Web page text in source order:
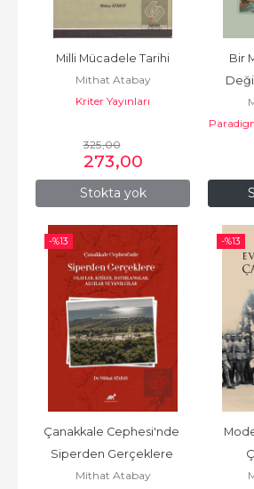
Stokta yok
Milli Mücadele Tarihi
Mithat Atabay
Kriter Yayınları
325,00
273,00
Bir
-%13
Çanakkale Cephesi'nde
Siperden Gerçeklere
(Olaylar, Kişiler,...
Mithat Atabay
-%13